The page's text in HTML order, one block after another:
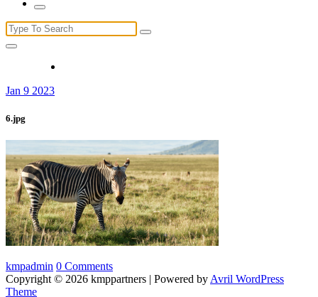
Search
for:
Jan 9 2023
6.jpg
kmpadmin 0 Comments
Copyright © 2026 kmppartners | Powered by Avril WordPress
Theme